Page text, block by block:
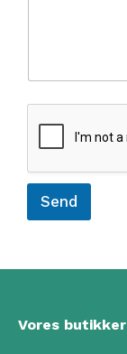
n
Send
Vores butikker